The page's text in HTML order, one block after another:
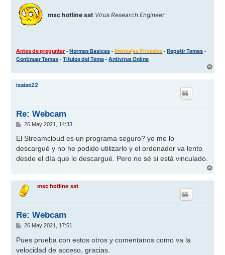
msc hotline sat Virus Research Engineer
Antes de preguntar-Normas Basicas-Mensajes Privados-Repetir Temas-
Continuar Temas-Titulos del Tema-Antivirus Online
r
isaias22
Re: Webcam
M
n
a
j
e
26 May 2021, 14:33
El Streamcloud es un programa seguro? yo me lo
descargué y no he podido utilizarlo y el ordenador va lento
desde el día que lo descargué. Pero no sé si está vinculado.
r
msc hotline sat
Re: Webcam
M
n
s
a
26 May 2021, 17:51
Pues prueba con estos otros y comentanos como va la
velocidad de acceso, gracias.